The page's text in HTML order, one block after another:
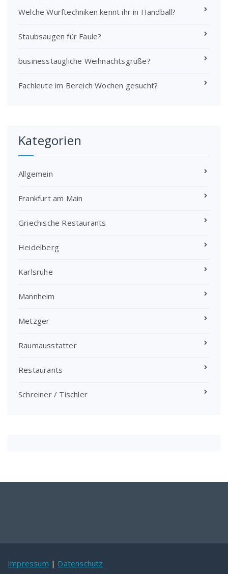
Welche Wurftechniken kennt ihr in Handball?
Staubsaugen für Faule?
businesstaugliche Weihnachtsgrüße?
Fachleute im Bereich Wochen gesucht?
Kategorien
Allgemein
Frankfurt am Main
Griechische Restaurants
Heidelberg
Karlsruhe
Mannheim
Metzger
Raumausstatter
Restaurants
Schreiner / Tischler
Impressum | Datenschutz